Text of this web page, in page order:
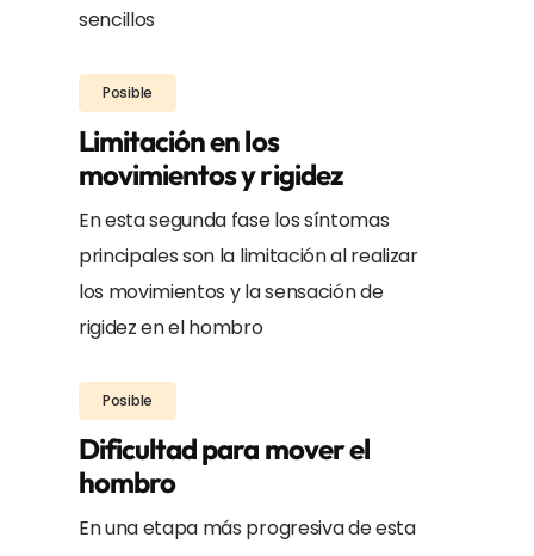
sencillos
Posible
Limitación en los
movimientos y rigidez
En esta segunda fase los síntomas
principales son la limitación al realizar
los movimientos y la sensación de
rigidez en el hombro
Posible
Dificultad para mover el
hombro
En una etapa más progresiva de esta